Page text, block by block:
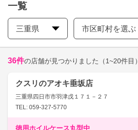
一覧
三重県 市区町村を選ぶ
36件の店舗が見つかりました （1~20件目）
クスリのアオキ垂坂店
三重県四日市市羽津戊１７１－２７
TEL: 059-327-5770
徳用ホイルケース丸型中